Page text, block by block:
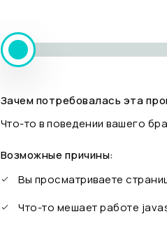
Зачем потребовалась эта
Что-то в поведении вашего
Возможные причины:
Вы просматриваете
Что-то мешает работе